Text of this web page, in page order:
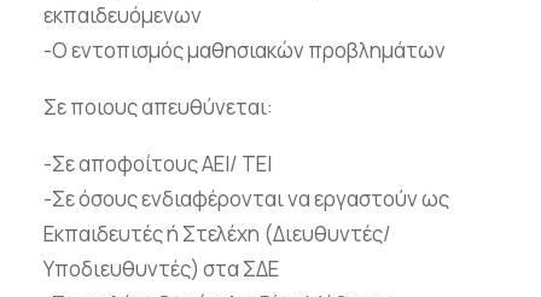
εκπαιδευόμενων
-Ο εντοπισμός μαθησιακών προβλημάτων
Σε ποιους απευθύνεται:
-Σε αποφοίτους ΑΕΙ/ ΤΕΙ
-Σε όσους ενδιαφέρονται να εργαστούν ως
Εκπαιδευτές ή Στελέχη (Διευθυντές/
Υποδιευθυντές) στα ΣΔΕ